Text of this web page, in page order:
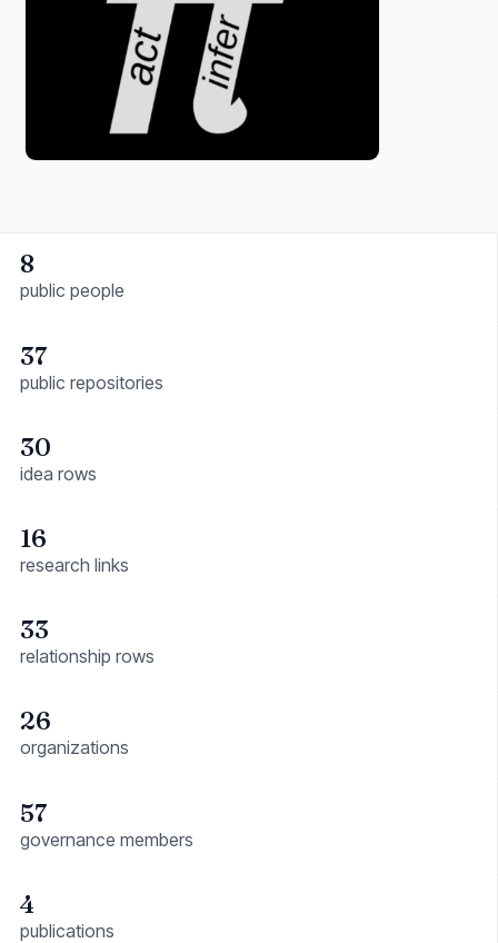
8
public people
37
public repositories
30
idea rows
16
research links
33
relationship rows
26
organizations
57
governance members
4
publications